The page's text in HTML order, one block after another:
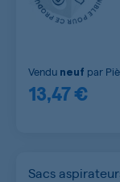
13,47 €
Vendu neuf par
Sacs